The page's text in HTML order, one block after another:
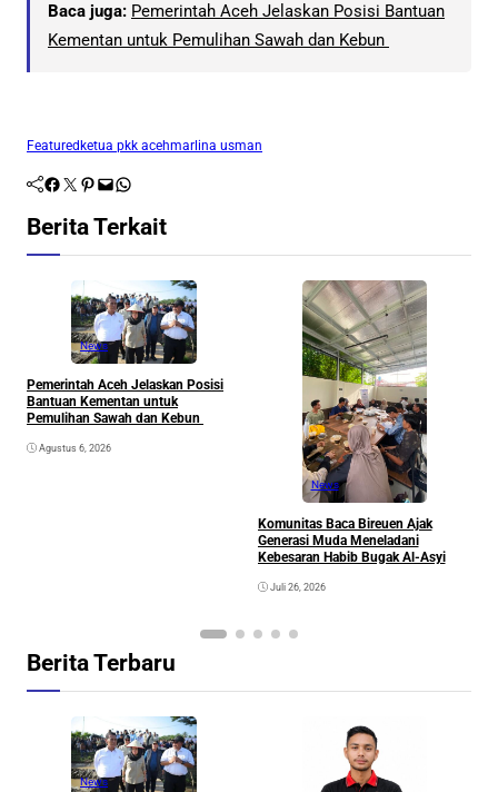
Baca juga: Pemerintah Aceh Jelaskan Posisi Bantuan
Kementan untuk Pemulihan Sawah dan Kebun
Featured ketua pkk acehmarlina usman
Facebook Twitter Pinterest Mail WhatsApp
Berita Terkait
News
Pemerintah Aceh Jelaskan Posisi
Bantuan Kementan untuk
Pemulihan Sawah dan Kebun
Agustus 6, 2026
News
Komunitas Baca Bireuen Ajak
Generasi Muda Meneladani
Kebesaran Habib Bugak Al-Asyi
Juli 26, 2026
Berita Terbaru
News